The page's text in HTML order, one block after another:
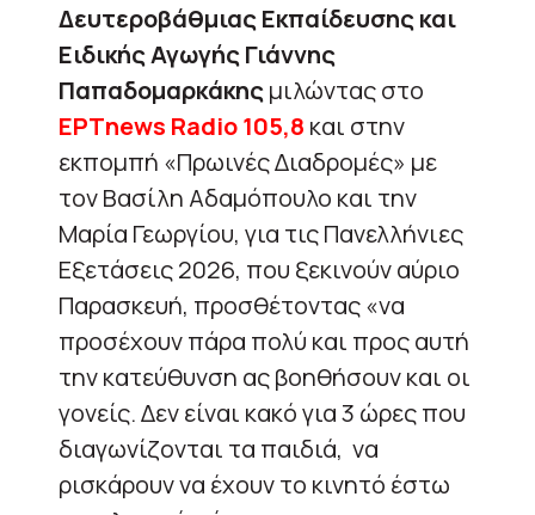
Δευτεροβάθμιας Εκπαίδευσης και
Ειδικής ΑγωγήςΓιάννης
Παπαδομαρκάκηςμιλώντας στο
ΕΡΤnews Radio 105,8 και στην
εκπομπή «Πρωινές Διαδρομές» με
τον Βασίλη Αδαμόπουλο και την
Μαρία Γεωργίου, για τις Πανελλήνιες
Εξετάσεις 2026, που ξεκινούν αύριο
Παρασκευή, προσθέτοντας «να
προσέχουν πάρα πολύ και προς αυτή
την κατεύθυνση ας βοηθήσουν και οι
γονείς. Δεν είναι κακό για 3 ώρες που
διαγωνίζονται τα παιδιά, να
ρισκάρουν να έχουν το κινητό έστω